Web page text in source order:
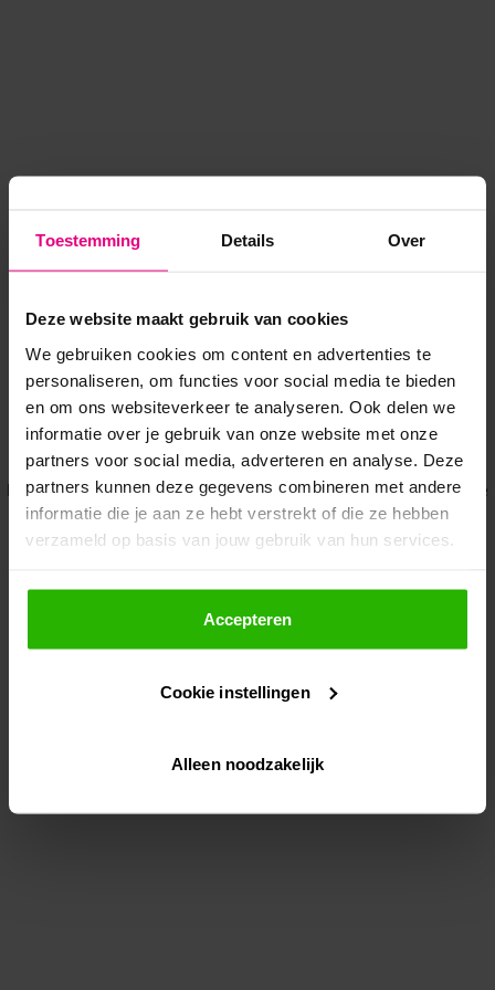
Toestemming Details Over
Deze website maakt gebruik van cookies
We gebruiken cookies om content en advertenties te
personaliseren, om functies voor social media te bieden
en om ons websiteverkeer te analyseren. Ook delen we
informatie over je gebruik van onze website met onze
partners voor social media, adverteren en analyse. Deze
partners kunnen deze gegevens combineren met andere
informatie die je aan ze hebt verstrekt of die ze hebben
verzameld op basis van jouw gebruik van hun services.
Als je op "Accepteer" klikt, dan geef je Voordeeluitjes.nl
toestemming om cookies voor social media en
gepersonaliseerde advertenties te plaatsen.
Lees hier meer over in onsprivacybeleid
Via "Cookie instellingen" kun je ook zelf instellen welke
Accepteren
Cookie instellingen
Alleen noodzakelijk
Application error: a client-side exception has occurred while
loadingwww.voordeeluitjes.nl (see the browser console for more
information).